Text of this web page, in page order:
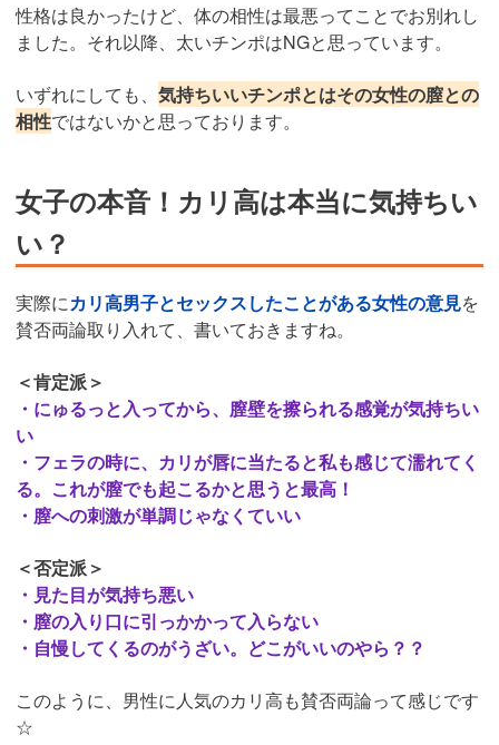
性格は良かったけど、体の相性は最悪ってことでお別れし
ました。それ以降、太いチンポはNGと思っています。
いずれにしても、 気持ちいいチンポとはその女性の膣との
相性ではないかと思っております。
女子の本音！カリ高は本当に気持ちい
い？
実際にカリ高男子とセックスしたことがある女性の意見を
賛否両論取り入れて、書いておきますね。
＜肯定派＞
・にゅるっと入ってから、膣壁を擦られる感覚が気持ちい
い
・フェラの時に、カリが唇に当たると私も感じて濡れてく
る。これが膣でも起こるかと思うと最高！
・膣への刺激が単調じゃなくていい
＜否定派＞
・見た目が気持ち悪い
・膣の入り口に引っかかって入らない
・自慢してくるのがうざい。どこがいいのやら？？
このように、男性に人気のカリ高も賛否両論って感じです
☆